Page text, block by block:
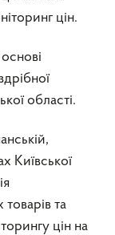
цін.
області.
Київської
та
цін на